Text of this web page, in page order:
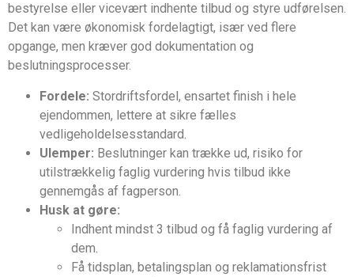
bestyrelse eller vicevært indhente tilbud og styre udførelsen.
Det kan være økonomisk fordelagtigt, især ved flere
opgange, men kræver god dokumentation og
beslutningsprocesser.
Fordele: Stordriftsfordel, ensartet finish i hele
ejendommen, lettere at sikre fælles
vedligeholdelsesstandard.
Ulemper: Beslutninger kan trække ud, risiko for
utilstrækkelig faglig vurdering hvis tilbud ikke
gennemgås af fagperson.
Husk at gøre:
Indhent mindst 3 tilbud og få faglig vurdering af
dem.
Få tidsplan, betalingsplan og reklamationsfrist